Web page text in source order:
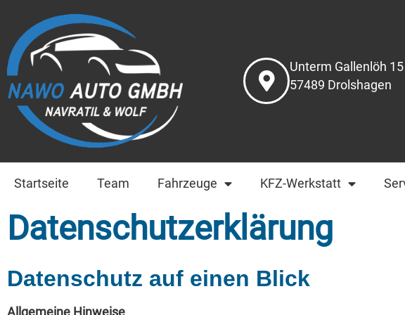
Unterm Gallenlöh 15
57489 Drolshagen
Startseite Team Fahrzeuge KFZ-Werkstatt
Datenschutzerklärung
Datenschutz auf einen Blick
Allgemeine Hinweise